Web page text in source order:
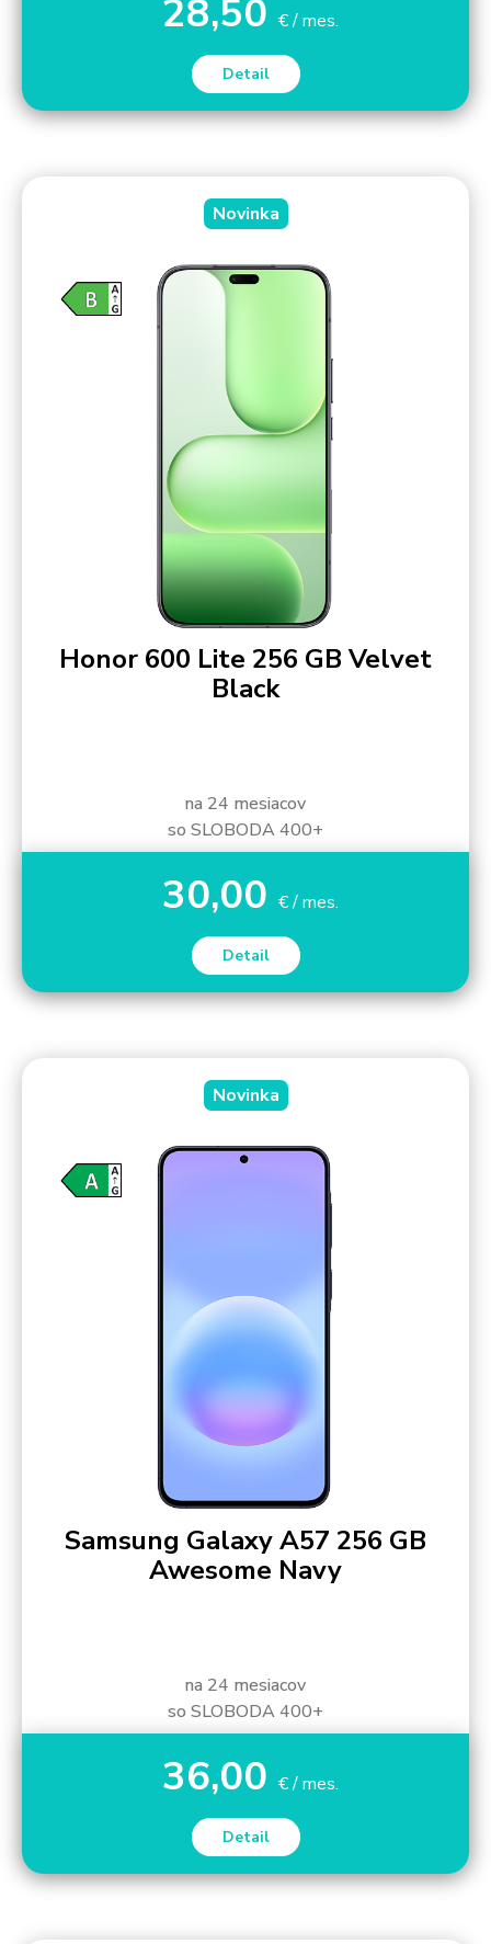
28,50 € / mes.
Detail
Novinka
Honor 600 Lite 256 GB Velvet
Black
na 24 mesiacov
so SLOBODA 400+
30,00 € / mes.
Detail
Novinka
Samsung Galaxy A57 256 GB
Awesome Navy
na 24 mesiacov
so SLOBODA 400+
36,00 € / mes.
Detail